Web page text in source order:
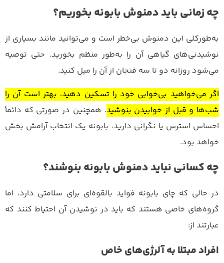
چه زمانی باید دمنوش بابونه بخوریم؟
به‌طورکلی این دمنوش بی‌خطر است و می‌توانید مانند بسیاری از
نوشیدنی‌های گیاهی آن را به‌طور منظم بخورید. حتی توصیه
می‌شود روزانه دو تا سه فنجان از آن را میل کنید.
اگر می‌خواهید بی‌خوابی خود را تسکین دهید، بهتر است آن را
شب‌ها و قبل از خوابیدن بنوشید. همچنین در صورتی که دائماً
احساس استرس یا نگرانی دارید، بابونه یک انتخاب آرامش بخش
خواهد بود.
چه کسانی نباید دمنوش بابونه بنوشند؟
در حالی که چای بابونه فواید بالقوه‌ای برای سلامتی دارد، اما
گروه‌های خاصی هستند که باید در نوشیدن آن احتیاط کنند که
عبارتند از:
افراد مبتلا به آلرژی‌های خاص